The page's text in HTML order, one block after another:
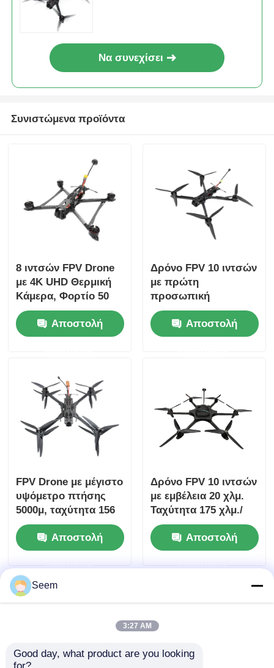
Να συνεχίσει
Συνιστώμενα προϊόντα
8 ιντσών FPV Drone
με 4K UHD Θερμική
Κάμερα, Φορτίο 50
κιλών και Μέγιστη
Απόσταση Πτήσης
20 χλμ
Αποστολή
Δρόνο FPV 10 ιντσών
με πρώτη
προσωπική
προοπτική
λειτουργίας 50 κιλά
ωφέλιμο φορτίο και
Αποστολή
FPV Drone με μέγιστο
υψόμετρο πτήσης
5000μ, ταχύτητα 156
χλμ/ώρα και εμβέλεια
20 χλμ για
βιομηχανικές
εφαρμογές
Αποστολή
ερώτησης
Δρόνο FPV 10 ιντσών
με εμβέλεια 20 χλμ.
Ταχύτητα 175 χλμ./
ώρα και ωφέλιμο
φορτίο 20 κιλών για
λειτουργία πρώτου
προσώπου
Αποστολή
ερώτησης
Seem
3:27 AM
Good day, what product are you looking